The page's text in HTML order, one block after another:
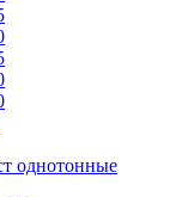
однотонные